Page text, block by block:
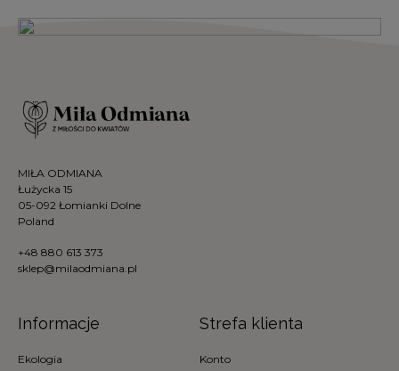
MIŁA ODMIANA
Łużycka 15
05-092 Łomianki Dolne
Poland
+48 880 613 373
sklep@milaodmiana.pl
Informacje
Ekologia
Strefa klienta
Konto